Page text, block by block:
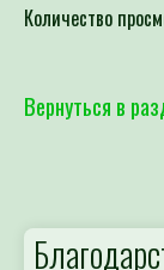
Количество
Вернуться в